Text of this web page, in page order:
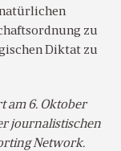
zu
Diktat zu
am 6. Oktober
journalistischen
Network.